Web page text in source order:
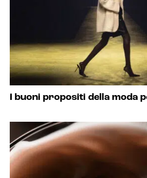
I buoni propositi della moda